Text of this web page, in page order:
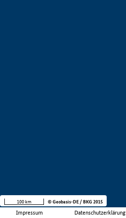
Impressum Datenschutzerklärung
100 km © Geobasis-DE / BKG 2015